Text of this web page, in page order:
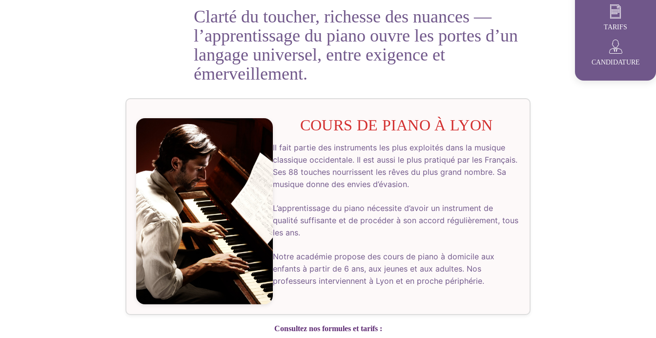
TARIFS
CANDIDATURE
Clarté du toucher, richesse des nuances —
l’apprentissage du piano ouvre les portes d’un
langage universel, entre exigence et
émerveillement.
COURS DE PIANO À LYON
Il fait partie des instruments les plus exploités dans la musique
classique occidentale. Il est aussi le plus pratiqué par les Français.
Ses 88 touches nourrissent les rêves du plus grand nombre. Sa
musique donne des envies d’évasion.
L’apprentissage du piano nécessite d’avoir un instrument de
qualité suffisante et de procéder à son accord régulièrement, tous
les ans.
Notre académie propose des cours de piano à domicile aux
enfants à partir de 6 ans, aux jeunes et aux adultes. Nos
professeurs interviennent à Lyon et en proche périphérie.
Consultez nos formules et tarifs :